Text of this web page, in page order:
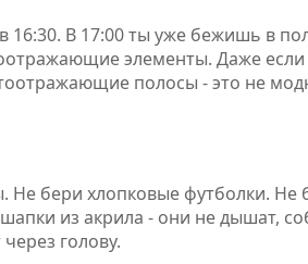
16:30. В 17:00 ты уже бежишь в
элементы. Даже если
полосы - это не
Не бери хлопковые футболки. Не
из акрила - они не дышат,
голову.